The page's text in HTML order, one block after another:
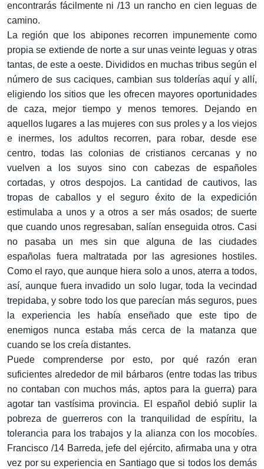
encontrarás fácilmente ni /13 un rancho en cien leguas de
camino.
La región que los abipones recorren impunemente como
propia se extiende de norte a sur unas veinte leguas y otras
tantas, de este a oeste. Divididos en muchas tribus según el
número de sus caciques, cambian sus tolderías aquí y allí,
eligiendo los sitios que les ofrecen mayores oportunidades
de caza, mejor tiempo y menos temores. Dejando en
aquellos lugares a las mujeres con sus proles y a los viejos
e inermes, los adultos recorren, para robar, desde ese
centro, todas las colonias de cristianos cercanas y no
vuelven a los suyos sino con cabezas de españoles
cortadas, y otros despojos. La cantidad de cautivos, las
tropas de caballos y el seguro éxito de la expedición
estimulaba a unos y a otros a ser más osados; de suerte
que cuando unos regresaban, salían enseguida otros. Casi
no pasaba un mes sin que alguna de las ciudades
españolas fuera maltratada por las agresiones hostiles.
Como el rayo, que aunque hiera solo a unos, aterra a todos,
así, aunque fuera invadido un solo lugar, toda la vecindad
trepidaba, y sobre todo los que parecían más seguros, pues
la experiencia les había enseñado que este tipo de
enemigos nunca estaba más cerca de la matanza que
cuando se los creía distantes.
Puede comprenderse por esto, por qué razón eran
suficientes alrededor de mil bárbaros (entre todas las tribus
no contaban con muchos más, aptos para la guerra) para
agotar tan vastísima provincia. El español debió suplir la
pobreza de guerreros con la tranquilidad de espíritu, la
tolerancia para los trabajos y la alianza con los mocobíes.
Francisco /14 Barreda, jefe del ejército, afirmaba una y otra
vez por su experiencia en Santiago que si todos los demás